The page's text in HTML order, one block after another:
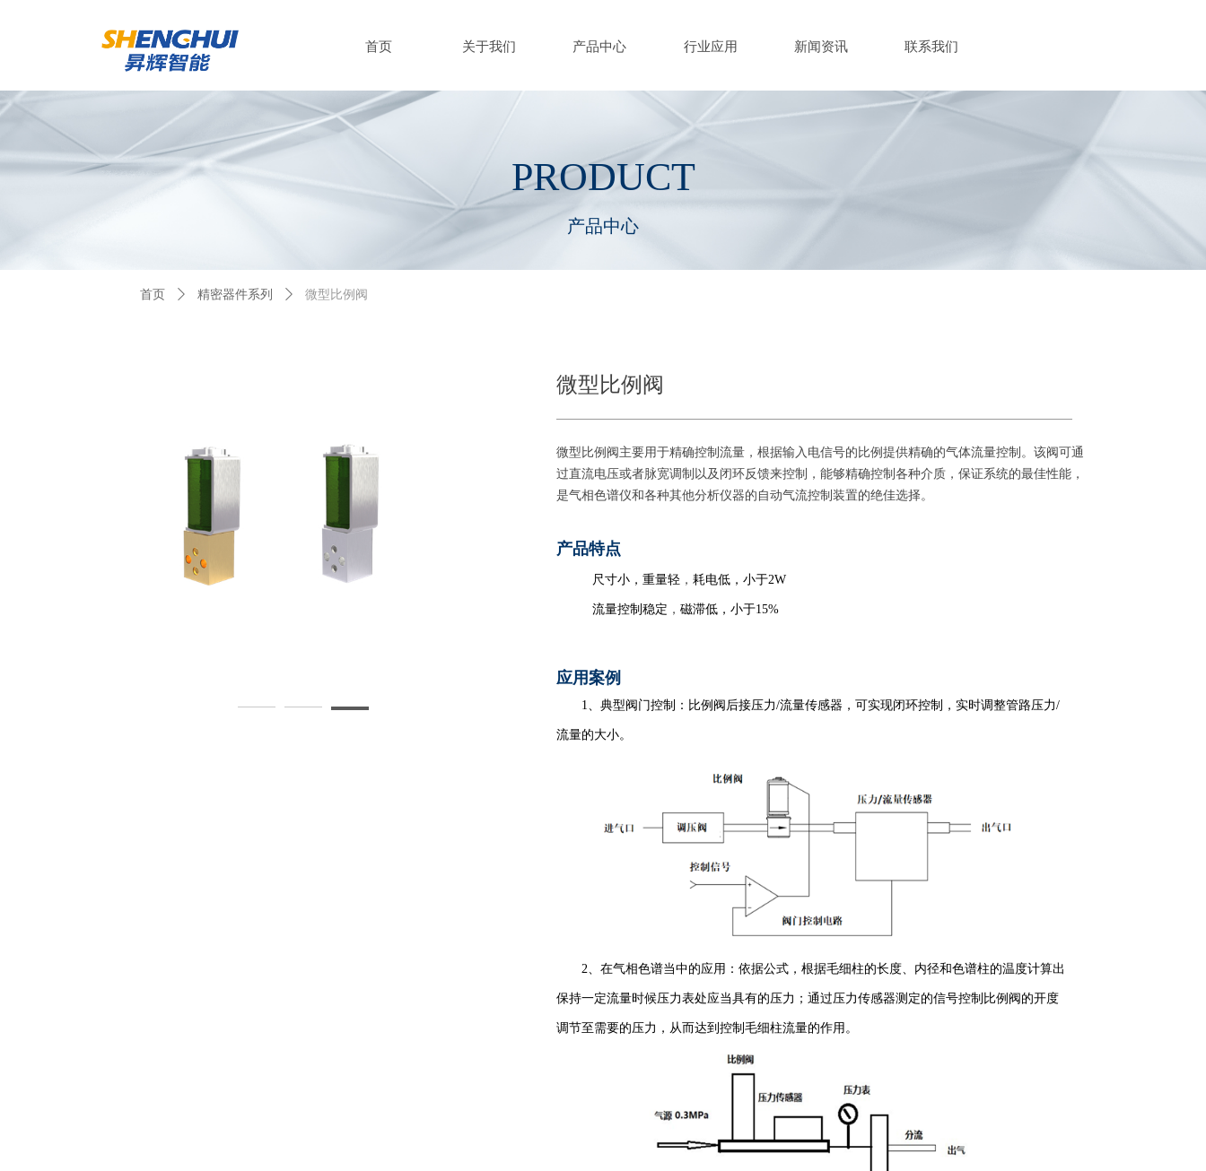
首页 关于我们 产品中心 行业应用 新闻资讯 联系我们
Control Render Error!ControlType:productSlideBind,StyleName:Style1,ColorName:Item0,Message:InitError, ControlType:productSlideBind Error:未将对象引用设置到对象的实例。
PRODUCT
产品中心
微型比例阀
微型比例阀主要用于精确控制流量，根据输入电信号的比例提供精确的气体流量控制。该阀可通
过直流电压或者脉宽调制以及闭环反馈来控制，能够精确控制各种介质，保证系统的最佳性能，
是气相色谱仪和各种其他分析仪器的自动气流控制装置的绝佳选择。
产品特点
尺寸小，重量轻 ， 耗电低，小于2W
流量控制稳定 ， 磁滞低，小于15%
应用案例
1、典型阀门控制：比例阀后接压力/流量传感器，可实现闭环控制，实时调整管路压力/
流量的大小。
2、在气相色谱当中的应用：依据公式，根据毛细柱的长度、内径和色谱柱的温度计算出
保持一定流量时候压力表处应当具有的压力；通过压力传感器测定的信号控制比例阀的开度
调节至需要的压力，从而达到控制毛细柱流量的作用。
首页 ꄲ 精密器件系列 ꄲ 微型比例阀